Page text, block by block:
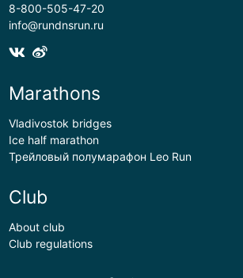
8-800-505-47-20
info@rundnsrun.ru
Marathons
Vladivostok bridges
Ice half marathon
Трейловый полумарафон Leo Run
Club
About club
Club regulations